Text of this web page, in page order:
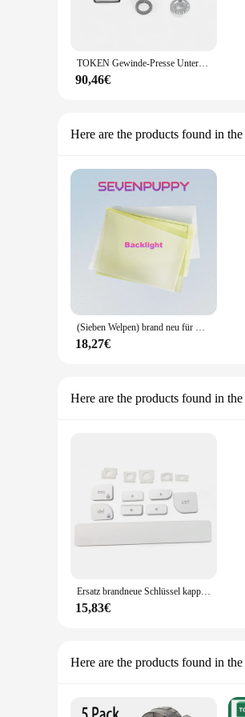
TOKEN Gewinde-Presse Unteren Fit Halterung für TREK BB90/BB95 Rahmen
90,46€
Here are the products found in the
(Sieben Welpen) brand neu für MacBook Pro A1466 A1706 A1707 A2442 A2485 A2681 A2941 Retina LCD-Panel Hintergrund beleuchtung reflektierende Folie
18,27€
Here are the products found in the
Ersatz brandneue Schlüssel kappe Schlüssel kappe Scheren clip Scharnier knopf für Logitech MX Tasten Mini weiße Raum kappe, oben, unten, links rechts
15,83€
Here are the products found in the